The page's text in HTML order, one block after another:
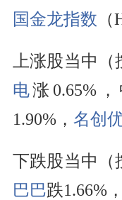
国金龙指数
上涨股当中
电涨0.65%
1.90%， 名创
下跌股当中（
巴巴跌1.66%，